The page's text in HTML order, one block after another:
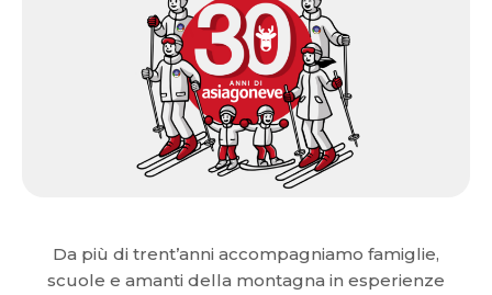
Da più di trent’anni accompagniamo famiglie,
scuole e amanti della montagna in esperienze